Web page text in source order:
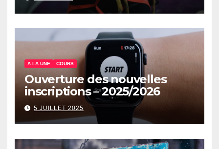
A LA UNE COURS
Ouverture des nouvelles
inscriptions – 2025/2026
5 JUILLET 2025